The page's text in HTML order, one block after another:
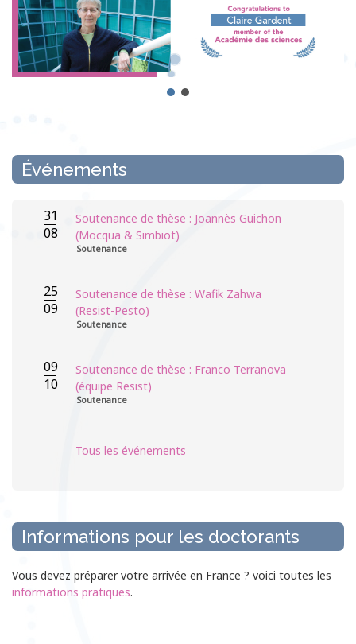
Événements
31
08
Soutenance de thèse : Joannès Guichon
(Mocqua & Simbiot)
Soutenance
25
09
Soutenance de thèse : Wafik Zahwa
(Resist-Pesto)
Soutenance
09
10
Soutenance de thèse : Franco Terranova
(équipe Resist)
Soutenance
Tous les événements
Informations pour les doctorants
Vous devez préparer votre arrivée en France ? voici toutes les
informations pratiques.